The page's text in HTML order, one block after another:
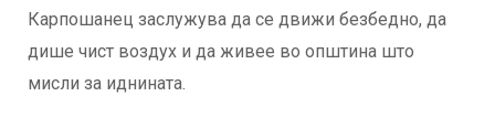
Карпошанец заслужува да се движи безбедно, да
дише чист воздух и да живее во општина што
мисли за иднината.